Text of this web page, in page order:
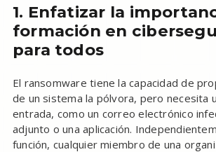
1. Enfatizar la
formación en
para todos
El ransomware tiene la capacidad de
de un sistema la pólvora, pero necesita
entrada, como un correo electrónico
adjunto o una aplicación.
función, cualquier miembro de una